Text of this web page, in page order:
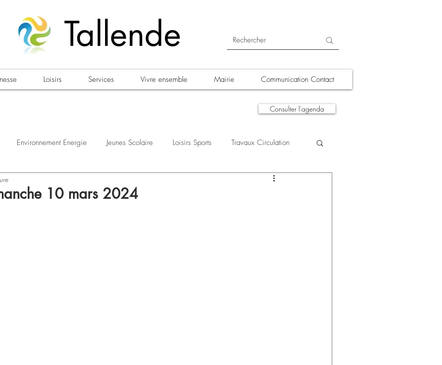
Tallende
Loisirs Services Vivre ensemble Mairie Communication Contact
Consulter l'agenda
Environnement Energie Jeunes Scolaire Loisirs Sports Travaux Circulation
A la une
10 mars 2024